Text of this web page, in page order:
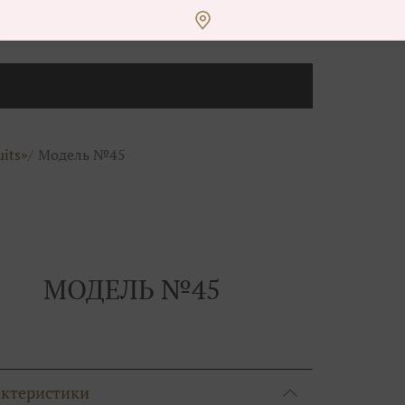
Модель №45
МОДЕЛЬ №45